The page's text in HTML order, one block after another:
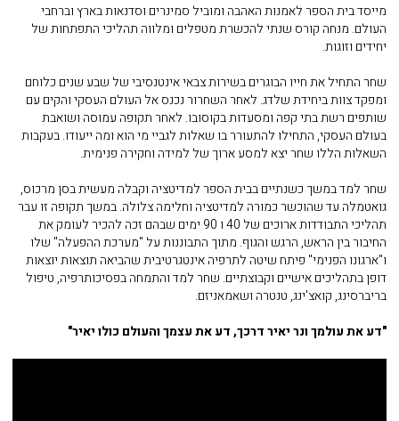
מייסד בית הספר לאמנות האהבה ומוביל סמינרים וסדנאות בארץ וברחבי
העולם. מנחה קורס שנתי להכשרת מטפלים ומלווה תהליכי התפתחות של
יחידים וזוגות.
שחר התחיל את חייו הבוגרים בשירות צבאי אינטנסיבי של שבע שנים כלוחם
ומפקד צוות ביחידת שלדג. לאחר השחרור נכנס אל העולם העסקי והקים עם
שותפים רשת בתי קפה ומסעדות בקוסובו. לאחר תקופה עמוסה ושואבת
בעולם העסקי, התחילו להתעורר בו שאלות לגביי מי הוא ומה ייעודו. בעקבות
השאלות הללו שחר יצא למסע ארוך של למידה וחקירה פנימית.
שחר למד במשך כשנתיים בבית הספר למדיטציה וקבלה מעשית בסן מרכוס,
גואטמלה עד שהוכשר כמורה למדיטציה וחלימה צלולה. במשך תקופה זו עבר
תהליכי התבודדות ארוכים של 40 ו 90 ימים שבהם זכה להכיר לעומק את
החיבור בין הראש, הרגש והגוף. מתוך התבוננות על "מערכת ההפעלה" שלו
ו"ארגונו הפנימי" פיתח שיטה לתרפיה אינטגרטיבית שהביאה תוצאות יוצאות
דופן בתהליכים אישיים וקבוצתיים. שחר למד והתמחה בפסיכותרפיה, טיפול
בריברסינג, קואצ'ינג, טנטרה ושאמאניזם.
"דע את עולמך ונר יאיר דרכך, דע את עצמך והעולם כולו יאיר"